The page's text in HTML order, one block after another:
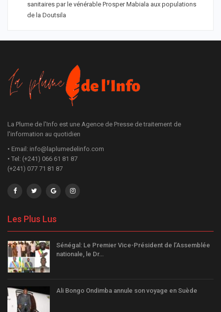
sanitaires par le vénérable Prosper Mabiala aux populations
de la Doutsila
La Plume de l'Info est une Agence de Presse de traitement de
l'information au quotidien
• Email: info@laplumedelinfo.com
• Tel: (+241) 066 61 81 87
(+241) 077 71 81 87
Les Plus Lus
Sénégal: Le Premier Vice-Président de l’Assemblée
nationale, le Dr…
Ali Bongo Ondimba annule son voyage en Suède